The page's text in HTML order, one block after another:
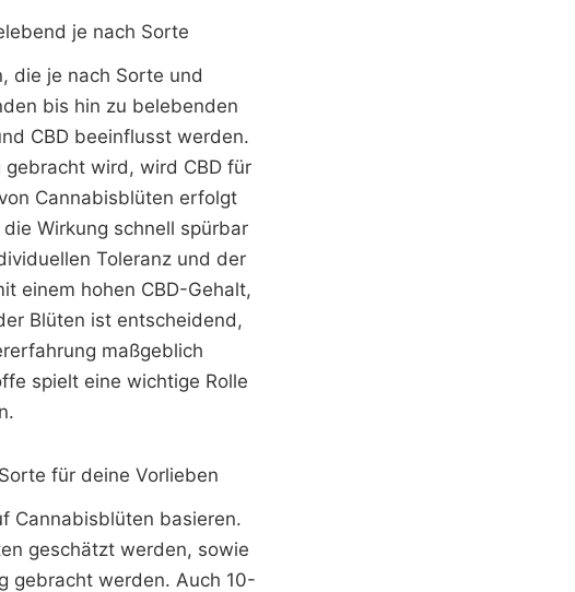
je nach Sorte
die je nach Sorte und
bis hin zu belebenden
CBD beeinflusst werden.
wird, wird CBD für
Cannabisblüten erfolgt
Wirkung schnell spürbar
Toleranz und der
einem hohen CBD-Gehalt,
Blüten ist entscheidend,
maßgeblich
spielt eine wichtige Rolle
für deine Vorlieben
Cannabisblüten basieren.
geschätzt werden, sowie
gebracht werden. Auch 10-